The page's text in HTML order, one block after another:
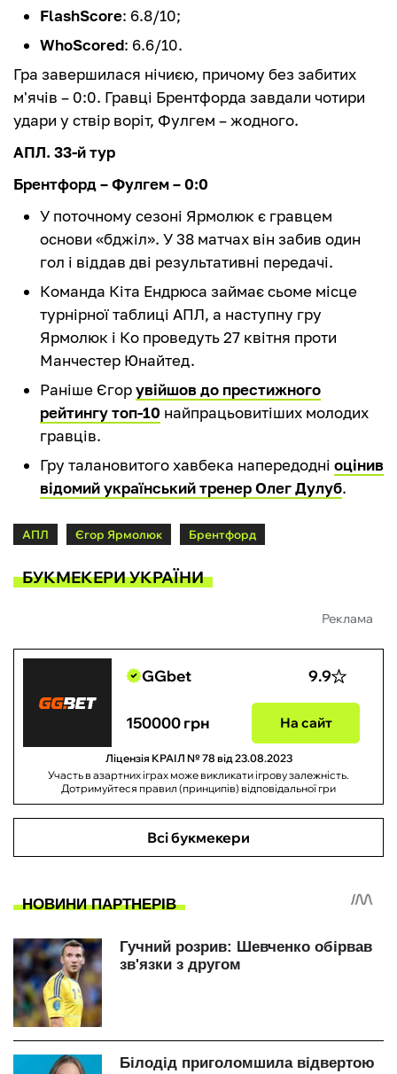
FlashScore: 6.8/10;
WhoScored: 6.6/10.
Гра завершилася нічиєю, причому без забитих
м'ячів – 0:0. Гравці Брентфорда завдали чотири
удари у ствір воріт, Фулгем – жодного.
АПЛ. 33-й тур
Брентфорд – Фулгем – 0:0
У поточному сезоні Ярмолюк є гравцем
основи «бджіл». У 38 матчах він забив один
гол і віддав дві результативні передачі.
Команда Кіта Ендрюса займає сьоме місце
турнірної таблиці АПЛ, а наступну гру
Ярмолюк і Ко проведуть 27 квітня проти
Манчестер Юнайтед.
Раніше Єгорувійшов до престижного
рейтингу топ-10 найпрацьовитіших молодих
гравців.
Гру талановитого хавбека напередодні оцінив
відомий український тренер Олег Дулуб.
АПЛ Єгор Ярмолюк Брентфорд
БУКМЕКЕРИ УКРАЇНИ
Реклама
GGbet 9.9
150000 грн На сайт
Ліцензія КРАІЛ № 78 від 23.08.2023
Участь в азартних іграх може викликати ігрову залежність.
Дотримуйтеся правил (принципів) відповідальної гри
Всі букмекери